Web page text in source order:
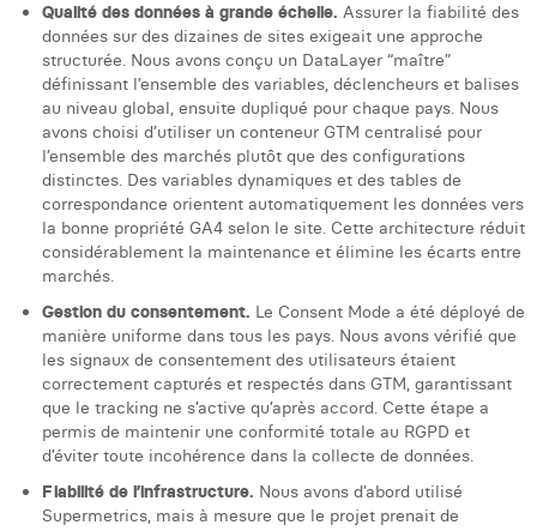
Manon Houppertz
Margaux Marien
Margaux Snakkers
Mathias Segers
Matthias Langenaeker
Ninon Chevalier
Olivia Lohest
Pieter Maesmans
Sebastiaan Reeskamp
Sven Bosschem
Thomas Kurevic
Qualité des données à grande échelle. Assurer la fiabilité des
données sur des dizaines de sites exigeait une approche
structurée. Nous avons conçu un DataLayer “maître”
définissant l’ensemble des variables, déclencheurs et balises
au niveau global, ensuite dupliqué pour chaque pays. Nous
avons choisi d’utiliser un conteneur GTM centralisé pour
l’ensemble des marchés plutôt que des configurations
distinctes. Des variables dynamiques et des tables de
correspondance orientent automatiquement les données vers
la bonne propriété GA4 selon le site. Cette architecture réduit
considérablement la maintenance et élimine les écarts entre
marchés.
Gestion du consentement. Le Consent Mode a été déployé de
manière uniforme dans tous les pays. Nous avons vérifié que
les signaux de consentement des utilisateurs étaient
correctement capturés et respectés dans GTM, garantissant
que le tracking ne s’active qu’après accord. Cette étape a
permis de maintenir une conformité totale au RGPD et
d’éviter toute incohérence dans la collecte de données.
Fiabilité de l’infrastructure. Nous avons d’abord utilisé
Supermetrics, mais à mesure que le projet prenait de